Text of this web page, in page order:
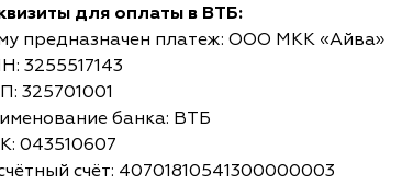
для оплаты в ВТБ:
предназначен платеж: ООО МКК «Айва»
3255517143
325701001
банка: ВТБ
043510607
счёт: 40701810541300000003